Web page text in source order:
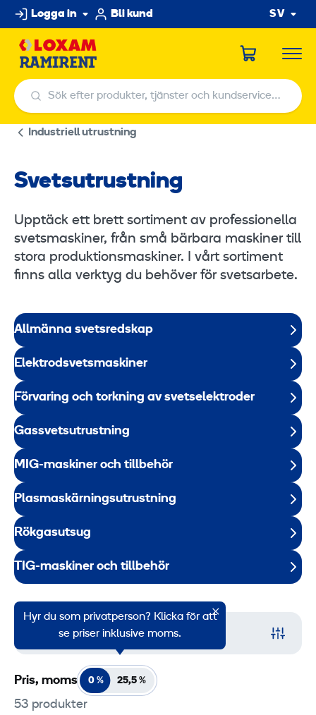
Hoppa
till
innehållet
Logga in Bli kund SV
Sök efter produkter, tjänster och kundservicecenter
Sök efter produkter, tjänster och kundservicecenter
Industriell utrustning
Svetsutrustning
Upptäck ett brett sortiment av professionella
svetsmaskiner, från små bärbara maskiner till
stora produktionsmaskiner. I vårt sortiment
finns alla verktyg du behöver för svetsarbete.
Allmänna svetsredskap
Elektrodsvetsmaskiner
Förvaring och torkning av svetselektroder
Gassvetsutrustning
MIG-maskiner och tillbehör
Plasmaskärningsutrustning
Rökgasutsug
TIG-maskiner och tillbehör
Filter
53 produkter
Hyr du som privatperson? Klicka för att
se priser inklusive moms.
Pris, moms 0 % 25,5 %